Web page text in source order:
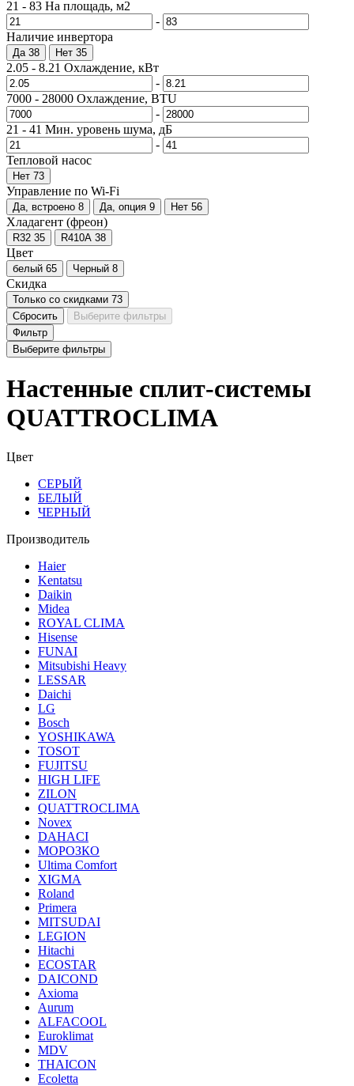
21 - 83 На площадь, м2
-
Наличие инвертора
Да 38 Нет 35
2.05 - 8.21 Охлаждение, кВт
-
7000 - 28000 Охлаждение, BTU
-
21 - 41 Мин. уровень шума, дБ
-
Тепловой насос
Нет 73
Управление по Wi-Fi
Да, встроено 8 Да, опция 9 Нет 56
Хладагент (фреон)
R32 35 R410A 38
Цвет
белый 65 Черный 8
Скидка
Только со cкидками 73
Сбросить
Выберите фильтры
Фильтр
Выберите фильтры
Настенные сплит-системы
QUATTROCLIMA
Цвет
СЕРЫЙ
БЕЛЫЙ
ЧЕРНЫЙ
Производитель
Haier
Kentatsu
Daikin
Midea
ROYAL CLIMA
Hisense
FUNAI
Mitsubishi Heavy
LESSAR
Daichi
LG
Bosch
YOSHIKAWA
TOSOT
FUJITSU
HIGH LIFE
ZILON
QUATTROCLIMA
Novex
DAHACI
МОРОЗКО
Ultima Comfort
XIGMA
Roland
Primera
MITSUDAI
LEGION
Hitachi
ECOSTAR
DAICOND
Axioma
Aurum
ALFACOOL
Euroklimat
MDV
THAICON
Ecoletta